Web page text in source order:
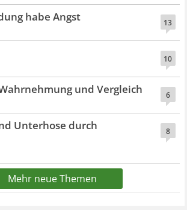
13
habe Angst
10
6
und Vergleich
8
Unterhose durch
Mehr neue Themen